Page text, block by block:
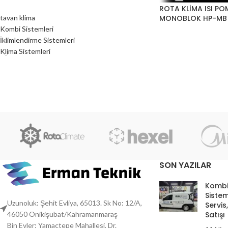
tavan klima
Kombi Sistemleri
İklimlendirme Sistemleri
Klima Sistemleri
ROTA KLİMA ISI
MONOBLOK HP-
Uzunoluk: Şehit Evliya, 65013. Sk No: 12/A,
46050 Onikişubat/Kahramanmaraş
Bin Evler: Yamaçtepe Mahallesi, Dr.
SON YAZILAR
Satışı